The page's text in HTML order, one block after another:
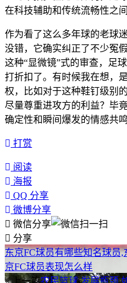
在科技辅助和传统流畅性之
作为看了这么多年球的老球
没错，它确实纠正了不少冤
这种“显微镜”式的审查，足
打折扣了。有时候我在想，
权，比如对于这种鞋钉级别
尽量尊重进攻方的利益？毕
确定性和瞬间爆发的情感共
打赏
阅读
海报
QQ 分享
微博分享
微信分享
分享
东京FC球员有哪些知名球员
京FC球员表现怎么样
« 上一篇农民篮球,发展瓶颈,